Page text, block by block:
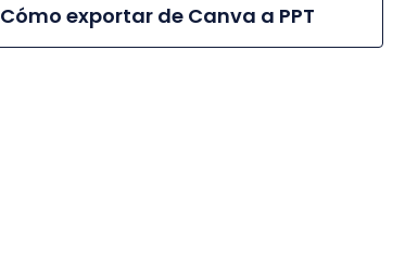
Cómo exportar de Canva a PPT